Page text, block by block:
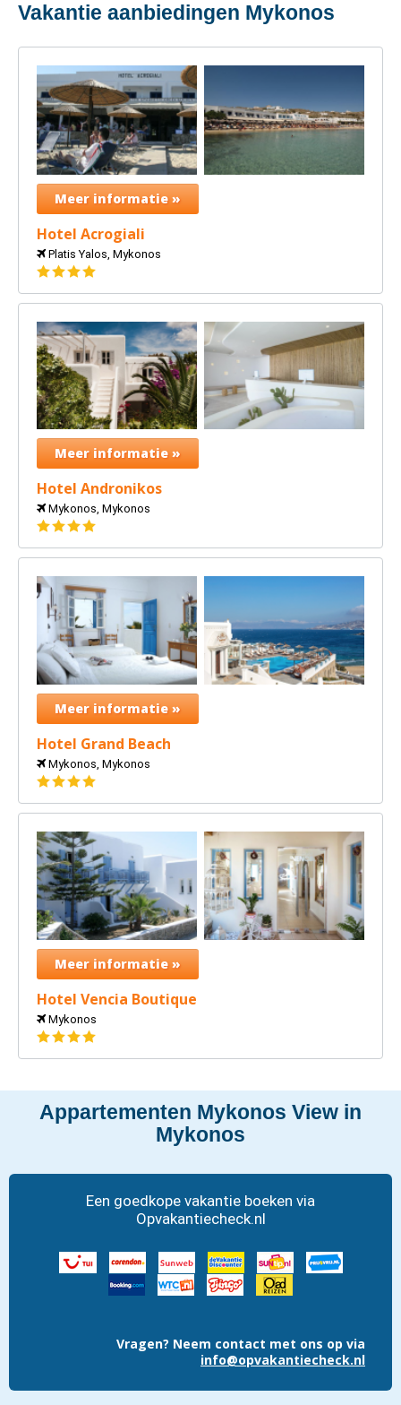
Vakantie aanbiedingen Mykonos
Meer informatie »
Hotel Acrogiali
Platis Yalos, Mykonos
4
Meer informatie »
Hotel Andronikos
Mykonos, Mykonos
4
Meer informatie »
Hotel Grand Beach
Mykonos, Mykonos
4
Meer informatie »
Hotel Vencia Boutique
Mykonos
4
Appartementen Mykonos View in
Mykonos
Een goedkope vakantie boeken via
Opvakantiecheck.nl
Vragen? Neem contact met ons op via
info@opvakantiecheck.nl